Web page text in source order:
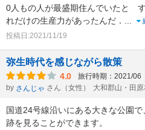
0人もの人が最盛期住んでいたと
れだけの生産力があったんだ．
投稿日:2021/11/19
弥生時代を感じながら散策
4.0 旅行時期：2021/06
by さんじゃ さん（女性） 大和郡山・田
国道24号線沿いにある大きな公園
跡を見ることができます。